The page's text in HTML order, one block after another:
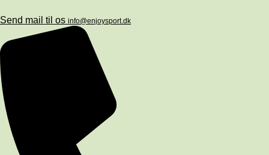
Send mail til os info@enjoysport.dk